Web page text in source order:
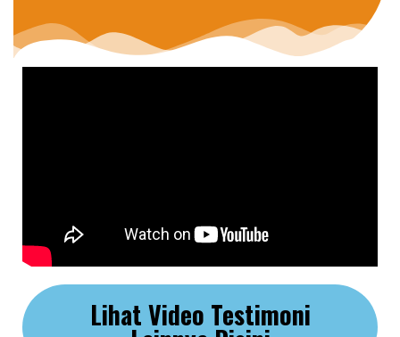
Lihat Video Testimoni